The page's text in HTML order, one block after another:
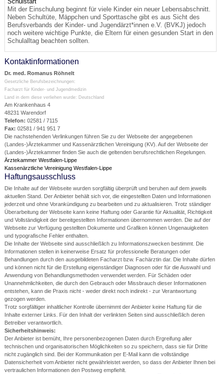
Mit der Einschulung beginnt für viele Kinder ein neuer Lebensabschnitt.
Neben Schultüte, Mäppchen und Sporttasche gibt es aus Sicht des
Berufsverbands der Kinder- und Jugendärzt*innen e.V. (BVKJ) jedoch
noch weitere wichtige Punkte, die Eltern für einen gesunden Start in den
Schulalltag beachten sollten.
Kontaktinformationen
Dr. med. Romanus Röhnelt
Gesetzliche Berufsbezeichnungen:
Facharzt für Kinder- und Jugendmedizin
Land in dem diese verliehen wurde: Deutschland
Am Krankenhaus 4
48231 Warendorf
Telefon: 02581 / 7115
Fax: 02581 / 941 951 7
Die nachstehenden Verlinkungen führen Sie zu der Webseite der angegebenen
(Landes-)Ärztekammer und Kassenärztlichen Vereinigung (KV). Auf der Webseite der
(Landes-)Ärztekammer finden Sie auch die geltenden berufsrechtlichen Regelungen.
Ärztekammer Westfalen-Lippe
Kassenärztliche Vereinigung Westfalen-Lippe
Haftungsausschluss
Die Inhalte auf der Webseite wurden sorgfältig überprüft und beruhen auf dem jeweils
aktuellen Stand. Der Anbieter behält sich vor, die eingestellten Daten und Informationen
jederzeit und ohne Vorankündigung zu bearbeiten und zu aktualisieren. Trotz ständiger
Überarbeitung der Webseite kann keine Haftung oder Garantie für Aktualität, Richtigkeit
und Vollständigkeit der bereitgestellten Informationen übernommen werden. Die auf der
Webseite zur Verfügung gestellten Dokumente und Grafiken können Ungenauigkeiten
und typografische Fehler enthalten.
Die Inhalte der Webseite sind ausschließlich zu Informationszwecken bestimmt. Die
Informationen stellen in keinerweise Ersatz für professionelle Beratungen oder
Behandlungen durch den ausgebildeten Facharzt bzw. Fachärztin dar. Die Inhalte dürfen
und können nicht für die Erstellung eigenständiger Diagnosen oder für die Auswahl und
Anwendung von Behandlungsmethoden verwendet werden. Für Schäden oder
Unannehmlichkeiten, die durch den Gebrauch oder Missbrauch dieser Informationen
entstehen, kann die Praxis nicht - weder direkt noch indirekt - zur Verantwortung
gezogen werden.
Trotz sorgfältiger inhaltlicher Kontrolle übernimmt der Anbieter keine Haftung für die
Inhalte externer Links. Für den Inhalt der verlinkten Seiten sind ausschließlich deren
Betreiber verantwortlich.
Sicherheitshinweis:
Der Anbieter ist bemüht, Ihre personenbezogenen Daten durch Ergreifung aller
technischen und organisatorischen Möglichkeiten so zu speichern, dass sie für Dritte
nicht zugänglich sind. Bei der Kommunikation per E-Mail kann die vollständige
Datensicherheit vom Anbieter nicht gewährleistet werden, so dass der Anbieter Ihnen bei
vertraulichen Informationen den Postweg empfiehlt.